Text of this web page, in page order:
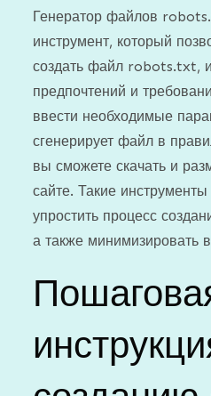
Генератор файлов
инструмент, который
создать файл robots.txt,
предпочтений и
ввести необходимые
сгенерирует файл в
вы сможете скачать и
сайте. Такие инструменты
упростить процесс
а также минимизировать